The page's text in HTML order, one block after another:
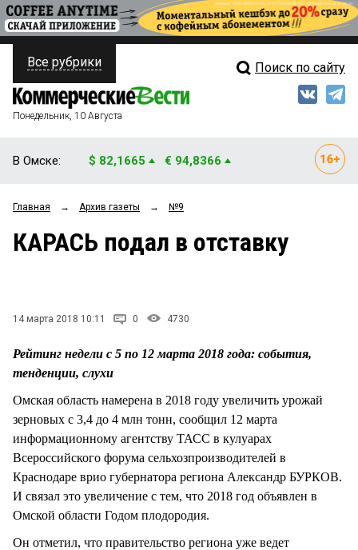
ПОЛИТИКА
ФИНАНСЫ
ОБЩЕСТВО
ЗАКОН
ПРОИСШЕСТВИЯ
СТИЛЬ ЖИЗНИ
Свежий выпуск
Рейтинги
Все рубрики Поиск по сайту
Понедельник, 10 Августа
В Омске: $ 82,1665 € 94,8366
Главная → Архив газеты → №9
КАРАСЬ подал в отставку
14 марта 2018 10:11 0 4730
Рейтинг недели с 5 по 12 марта 2018 года: события,
тенденции, слухи
Омская область намерена в 2018 году увеличить урожай
зерновых с 3,4 до 4 млн тонн, сообщил 12 марта
информационному агентству ТАСС в кулуарах
Всероссийского форума сельхозпроизводителей в
Краснодаре врио губернатора региона Александр БУРКОВ.
И связал это увеличение с тем, что 2018 год объявлен в
Омской области Годом плодородия.
Он отметил, что правительство региона уже ведет